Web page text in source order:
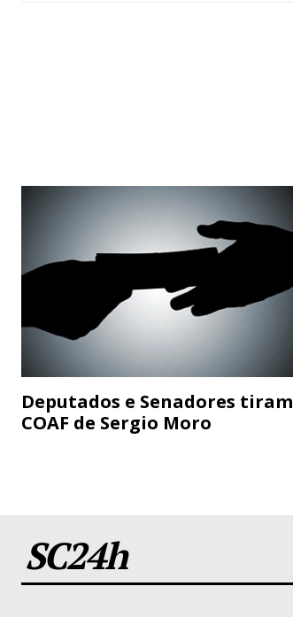
Deputados e Senadores tiram
COAF de Sergio Moro
SC24h